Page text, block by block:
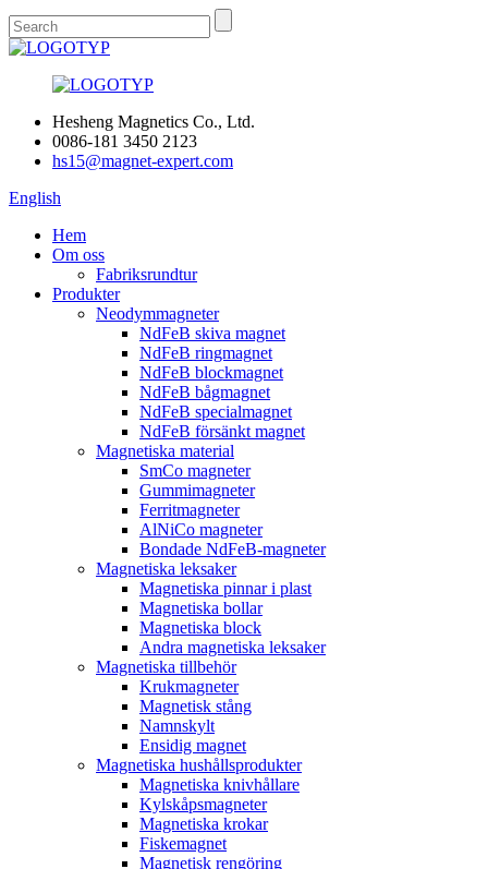
Hesheng Magnetics Co., Ltd.
0086-181 3450 2123
hs15@magnet-expert.com
English
Hem
Om oss
Fabriksrundtur
Produkter
Neodymmagneter
NdFeB skiva magnet
NdFeB ringmagnet
NdFeB blockmagnet
NdFeB bågmagnet
NdFeB specialmagnet
NdFeB försänkt magnet
Magnetiska material
SmCo magneter
Gummimagneter
Ferritmagneter
AlNiCo magneter
Bondade NdFeB-magneter
Magnetiska leksaker
Magnetiska pinnar i plast
Magnetiska bollar
Magnetiska block
Andra magnetiska leksaker
Magnetiska tillbehör
Krukmagneter
Magnetisk stång
Namnskylt
Ensidig magnet
Magnetiska hushållsprodukter
Magnetiska knivhållare
Kylskåpsmagneter
Magnetiska krokar
Fiskemagnet
Magnetisk rengöring